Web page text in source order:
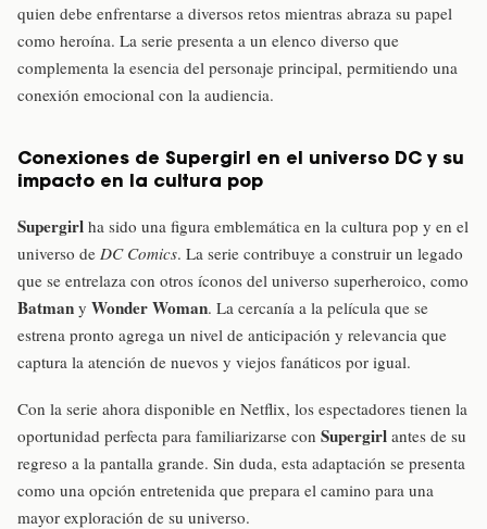
quien debe enfrentarse a diversos retos mientras abraza su papel
como heroína. La serie presenta a un elenco diverso que
complementa la esencia del personaje principal, permitiendo una
conexión emocional con la audiencia.
Conexiones de Supergirl en el universo DC y su
impacto en la cultura pop
Supergirl ha sido una figura emblemática en la cultura pop y en el
universo de DC Comics. La serie contribuye a construir un legado
que se entrelaza con otros íconos del universo superheroico, como
Batman y Wonder Woman. La cercanía a la película que se
estrena pronto agrega un nivel de anticipación y relevancia que
captura la atención de nuevos y viejos fanáticos por igual.
Con la serie ahora disponible en Netflix, los espectadores tienen la
oportunidad perfecta para familiarizarse con Supergirl antes de su
regreso a la pantalla grande. Sin duda, esta adaptación se presenta
como una opción entretenida que prepara el camino para una
mayor exploración de su universo.